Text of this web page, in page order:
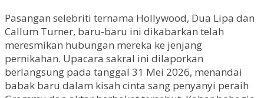
Pasangan selebriti ternama Hollywood, Dua Lipa dan
Callum Turner, baru-baru ini dikabarkan telah
meresmikan hubungan mereka ke jenjang
pernikahan. Upacara sakral ini dilaporkan
berlangsung pada tanggal 31 Mei 2026, menandai
babak baru dalam kisah cinta sang penyanyi peraih